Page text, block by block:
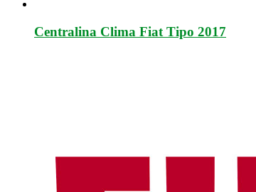
Centralina Clima Fiat Tipo 2017